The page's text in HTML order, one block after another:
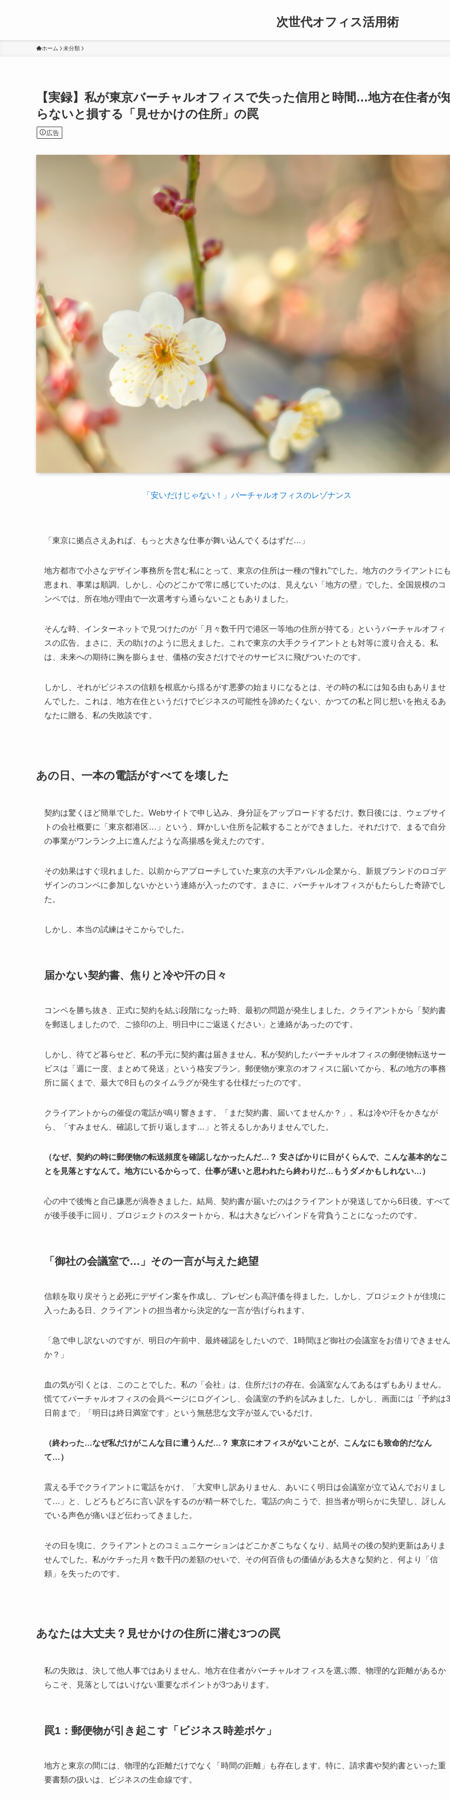
次世代オフィス活用術
ホーム 未分類
【実録】私が東京バーチャルオフィスで失った信用と時間…地方在住者が
らないと損する「見せかけの住所」の罠
広告
「安いだけじゃない！」バーチャルオフィスのレゾナンス
「東京に拠点さえあれば、もっと大きな仕事が舞い込んでくるはずだ…」
地方都市で小さなデザイン事務所を営む私にとって、東京の住所は一種の“憧れ”でした。地方のクライアントに
恵まれ、事業は順調。しかし、心のどこかで常に感じていたのは、見えない「地方の壁」でした。全国規模のコ
ンペでは、所在地が理由で一次選考すら通らないこともありました。
そんな時、インターネットで見つけたのが「月々数千円で港区一等地の住所が持てる」というバーチャルオフィ
スの広告。まさに、天の助けのように思えました。これで東京の大手クライアントとも対等に渡り合える。私
は、未来への期待に胸を膨らませ、価格の安さだけでそのサービスに飛びついたのです。
しかし、それがビジネスの信頼を根底から揺るがす悪夢の始まりになるとは、その時の私には知る由もありませ
んでした。これは、地方在住というだけでビジネスの可能性を諦めたくない、かつての私と同じ想いを抱えるあ
なたに贈る、私の失敗談です。
あの日、一本の電話がすべてを壊した
契約は驚くほど簡単でした。Webサイトで申し込み、身分証をアップロードするだけ。数日後には、ウェブサイ
トの会社概要に「東京都港区…」という、輝かしい住所を記載することができました。それだけで、まるで自分
の事業がワンランク上に進んだような高揚感を覚えたのです。
その効果はすぐ現れました。以前からアプローチしていた東京の大手アパレル企業から、新規ブランドのロゴデ
ザインのコンペに参加しないかという連絡が入ったのです。まさに、バーチャルオフィスがもたらした奇跡でし
た。
しかし、本当の試練はそこからでした。
届かない契約書、焦りと冷や汗の日々
コンペを勝ち抜き、正式に契約を結ぶ段階になった時、最初の問題が発生しました。クライアントから「契約書
を郵送しましたので、ご捺印の上、明日中にご返送ください」と連絡があったのです。
しかし、待てど暮らせど、私の手元に契約書は届きません。私が契約したバーチャルオフィスの郵便物転送サー
ビスは「週に一度、まとめて発送」という格安プラン。郵便物が東京のオフィスに届いてから、私の地方の事務
所に届くまで、最大で8日ものタイムラグが発生する仕様だったのです。
クライアントからの催促の電話が鳴り響きます。「まだ契約書、届いてませんか？」。私は冷や汗をかきなが
ら、「すみません、確認して折り返します…」と答えるしかありませんでした。
（なぜ、契約の時に郵便物の転送頻度を確認しなかったんだ…？ 安さばかりに目がくらんで、こんな基本的なこ
とを見落とすなんて。地方にいるからって、仕事が遅いと思われたら終わりだ…もうダメかもしれない…）
心の中で後悔と自己嫌悪が渦巻きました。結局、契約書が届いたのはクライアントが発送してから6日後。すべて
が後手後手に回り、プロジェクトのスタートから、私は大きなビハインドを背負うことになったのです。
「御社の会議室で…」その一言が与えた絶望
信頼を取り戻そうと必死にデザイン案を作成し、プレゼンも高評価を得ました。しかし、プロジェクトが佳境に
入ったある日、クライアントの担当者から決定的な一言が告げられます。
「急で申し訳ないのですが、明日の午前中、最終確認をしたいので、1時間ほど御社の会議室をお借りできません
か？」
血の気が引くとは、このことでした。私の「会社」は、住所だけの存在。会議室なんてあるはずもありません。
慌ててバーチャルオフィスの会員ページにログインし、会議室の予約を試みました。しかし、画面には「予約は3
日前まで」「明日は終日満室です」という無慈悲な文字が並んでいるだけ。
（終わった…なぜ私だけがこんな目に遭うんだ…？ 東京にオフィスがないことが、こんなにも致命的だなん
て…）
震える手でクライアントに電話をかけ、「大変申し訳ありません、あいにく明日は会議室が立て込んでおりまし
て…」と、しどろもどろに言い訳をするのが精一杯でした。電話の向こうで、担当者が明らかに失望し、訝しん
でいる声色が痛いほど伝わってきました。
その日を境に、クライアントとのコミュニケーションはどこかぎこちなくなり、結局その後の契約更新はありま
せんでした。私がケチった月々数千円の差額のせいで、その何百倍もの価値がある大きな契約と、何より「信
頼」を失ったのです。
あなたは大丈夫？見せかけの住所に潜む3つの罠
私の失敗は、決して他人事ではありません。地方在住者がバーチャルオフィスを選ぶ際、物理的な距離があるか
らこそ、見落としてはいけない重要なポイントが3つあります。
罠1：郵便物が引き起こす「ビジネス時差ボケ」
地方と東京の間には、物理的な距離だけでなく「時間の距離」も存在します。特に、請求書や契約書といった重
要書類の扱いは、ビジネスの生命線です。